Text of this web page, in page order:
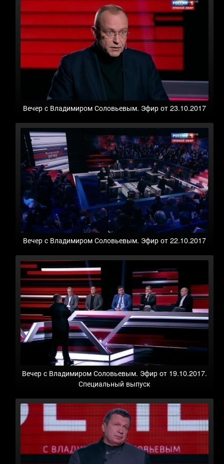
Вечер с Владимиром Соловьевым. Эфир от 23.10.2017
Вечер с Владимиром Соловьевым. Эфир от 22.10.2017
Вечер с Владимиром Соловьевым. Эфир от 19.10.2017.
Специальный выпуск